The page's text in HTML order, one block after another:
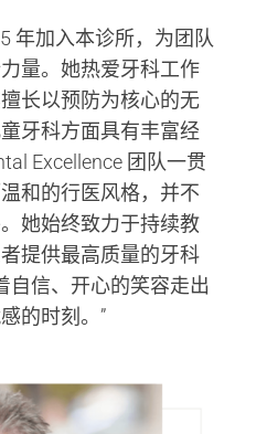
年加入本诊所，为团队
量。她热爱牙科工作
长以预防为核心的无
牙科方面具有丰富经
Excellence 团队一贯
和的行医风格，并不
她始终致力于持续教
提供最高质量的牙科
自信、开心的笑容走出
的时刻。”